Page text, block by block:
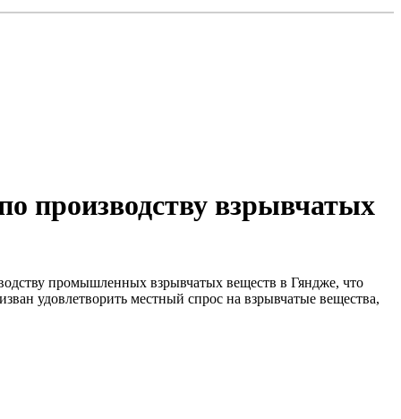
производству взрывчатых
промышленных взрывчатых веществ в Гяндже, что
удовлетворить местный спрос на взрывчатые вещества,